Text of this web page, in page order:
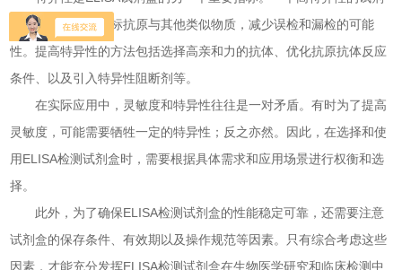
盒能够有效区分目标抗原与其他类似物质，减少误检和漏检的可能
性。提高特异性的方法包括选择高亲和力的抗体、优化抗原抗体反应
条件、以及引入特异性阻断剂等。
在实际应用中，灵敏度和特异性往往是一对矛盾。有时为了提高
灵敏度，可能需要牺牲一定的特异性；反之亦然。因此，在选择和使
用ELISA检测试剂盒时，需要根据具体需求和应用场景进行权衡和选
择。
此外，为了确保ELISA检测试剂盒的性能稳定可靠，还需要注意
试剂盒的保存条件、有效期以及操作规范等因素。只有综合考虑这些
因素，才能充分发挥ELISA检测试剂盒在生物医学研究和临床检测中